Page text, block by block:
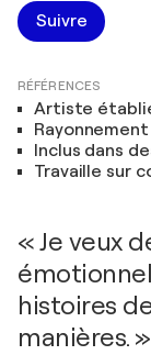
Suivre
RÉFÉRENCES
Artiste
Inclus dans
Travaille sur
« Je veux
histoires
manières. »